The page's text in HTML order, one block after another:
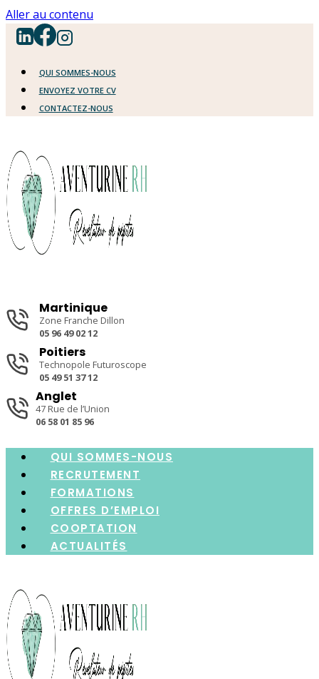
Aller au contenu
QUI SOMMES-NOUS
ENVOYEZ VOTRE CV
CONTACTEZ-NOUS
Martinique
Zone Franche Dillon
05 96 49 02 12
Poitiers
Technopole Futuroscope
05 49 51 37 12
Anglet
47 Rue de l’Union
06 58 01 85 96
QUI SOMMES-NOUS
RECRUTEMENT
FORMATIONS
OFFRES D’EMPLOI
COOPTATION
ACTUALITÉS